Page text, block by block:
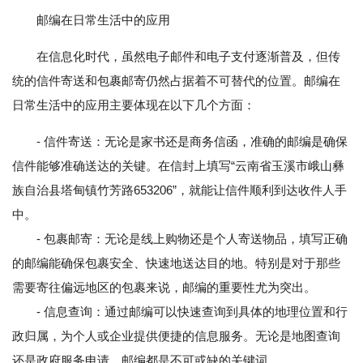
邮编在日常生活中的应用
在信息化时代，虽然电子邮件和电子支付逐渐普及，但传
统的信件寄送和包裹邮寄仍然占据着不可替代的位置。邮编在
日常生活中的应用主要体现在以下几个方面：
- 信件寄送：无论是家书还是商务信函，准确的邮编是确保
信件能够准确送达的关键。在信封上填写“云南省玉溪市峨山彝
族自治县塔甸镇竹芳路653206”，就能让信件顺利到达收件人手
中。
- 包裹邮寄：无论是线上购物还是个人寄送物品，填写正确
的邮编能确保包裹安全、快速地送达目的地。特别是对于那些
需要寄往偏远地区的包裹来说，邮编的重要性尤为突出。
- 信息查询：通过邮编可以快速查询到具体的地理位置和行
政归属，为个人或企业提供便捷的信息服务。无论是地图查询
还是政府服务申请，邮编都是不可或缺的关键词。